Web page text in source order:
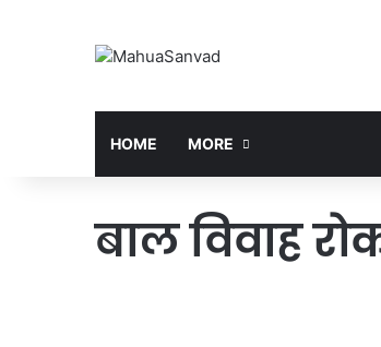
HOME MORE
बाल विवाह